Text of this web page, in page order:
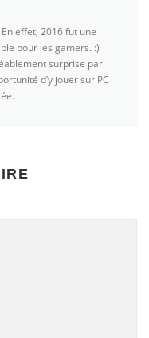
effet, 2016 fut une
pour les gamers. :)
surprise par
d’y jouer sur PC